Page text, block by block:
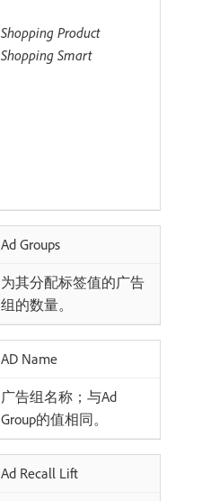
Shopping Product
Shopping Smart
Ad Groups
为其分配标签值的广告
组的数量。
AD Name
广告组名称；与Ad
Group的值相同。
Ad Recall Lift